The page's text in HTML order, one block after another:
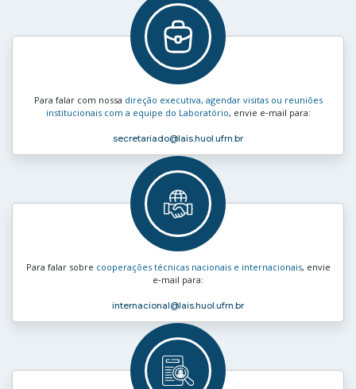
Para falar com nossa direção executiva, agendar visitas ou reuniões
institucionais com a equipe do Laboratório, envie e‑mail para:
secretariado@lais.huol.ufrn.br
Para falar sobre cooperações técnicas nacionais e internacionais, envie
e‑mail para:
internacional@lais.huol.ufrn.br